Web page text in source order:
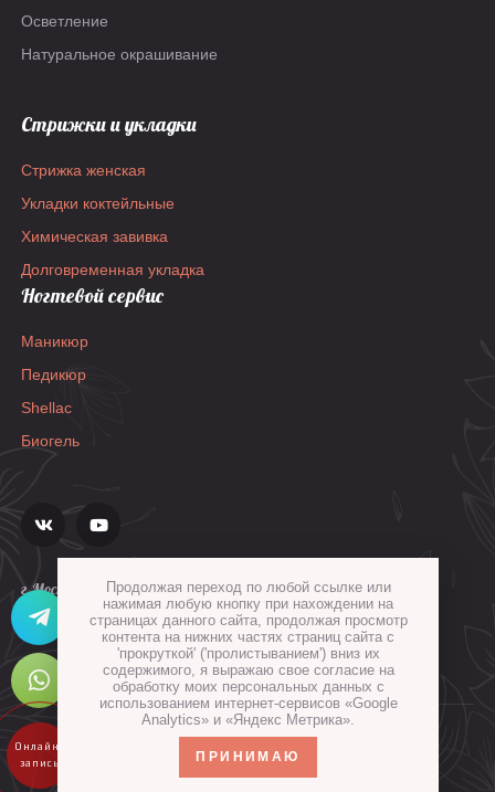
Осветление
Натуральное окрашивание
Стрижки и укладки
Стрижка женская
Укладки коктейльные
Химическая завивка
Долговременная укладка
Ногтевой сервис
Маникюр
Педикюр
Shellac
Биогель
г.Москва, ул.Гиляровского, д.36, стр.1а
© 2015 Все права защищены.
Продолжая переход по любой ссылке или
нажимая любую кнопку при нахождении на
страницах данного сайта, продолжая просмотр
контента на нижних частях страниц сайта с
'прокруткой' ('пролистыванием') вниз их
содержимого, я выражаю свое согласие на
обработку моих персональных данных с
использованием интернет-сервисов «Google
Analytics» и «Яндекс Метрика».
ПРИНИМАЮ